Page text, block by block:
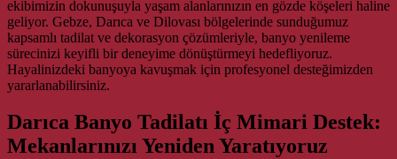
ekibimizin dokunuşuyla yaşam alanlarınızın en gözde köşeleri haline
geliyor. Gebze, Darıca ve Dilovası bölgelerinde sunduğumuz
kapsamlı tadilat ve dekorasyon çözümleriyle, banyo yenileme
sürecinizi keyifli bir deneyime dönüştürmeyi hedefliyoruz.
Hayalinizdeki banyoya kavuşmak için profesyonel desteğimizden
yararlanabilirsiniz.
Darıca Banyo Tadilatı İç Mimari Destek:
Mekanlarınızı Yeniden Yaratıyoruz